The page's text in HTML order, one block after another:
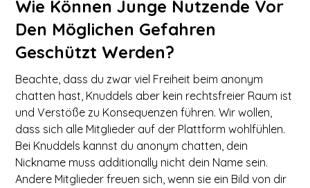
Wie Können Junge Nutzende Vor
Den Möglichen Gefahren
Geschützt Werden?
Beachte, dass du zwar viel Freiheit beim anonym
chatten hast, Knuddels aber kein rechtsfreier Raum ist
und Verstöße zu Konsequenzen führen. Wir wollen,
dass sich alle Mitglieder auf der Plattform wohlfühlen.
Bei Knuddels kannst du anonym chatten, dein
Nickname muss additionally nicht dein Name sein.
Andere Mitglieder freuen sich, wenn sie ein Bild von dir